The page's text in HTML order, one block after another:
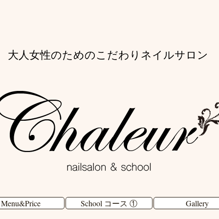
大人女性のためのこだわりネイルサロン
Menu&Price School コース ① Gallery